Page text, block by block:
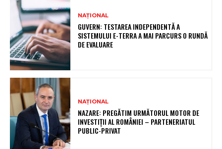
NAȚIONAL
GUVERN: TESTAREA INDEPENDENTĂ A
SISTEMULUI E-TERRA A MAI PARCURS O RUNDĂ
DE EVALUARE
NAȚIONAL
NAZARE: PREGĂTIM URMĂTORUL MOTOR DE
INVESTIȚII AL ROMÂNIEI – PARTENERIATUL
PUBLIC-PRIVAT